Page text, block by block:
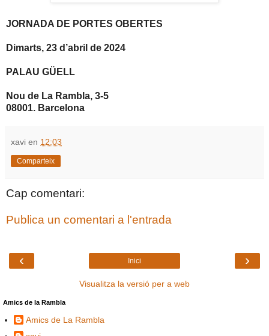
JORNADA DE PORTES OBERTES
Dimarts, 23 d’abril de 2024
PALAU GÜELL
Nou de La Rambla, 3-5
08001. Barcelona
xavi en 12:03
Comparteix
Cap comentari:
Publica un comentari a l'entrada
‹ ›
Inici
Visualitza la versió per a web
Amics de la Rambla
Amics de La Rambla